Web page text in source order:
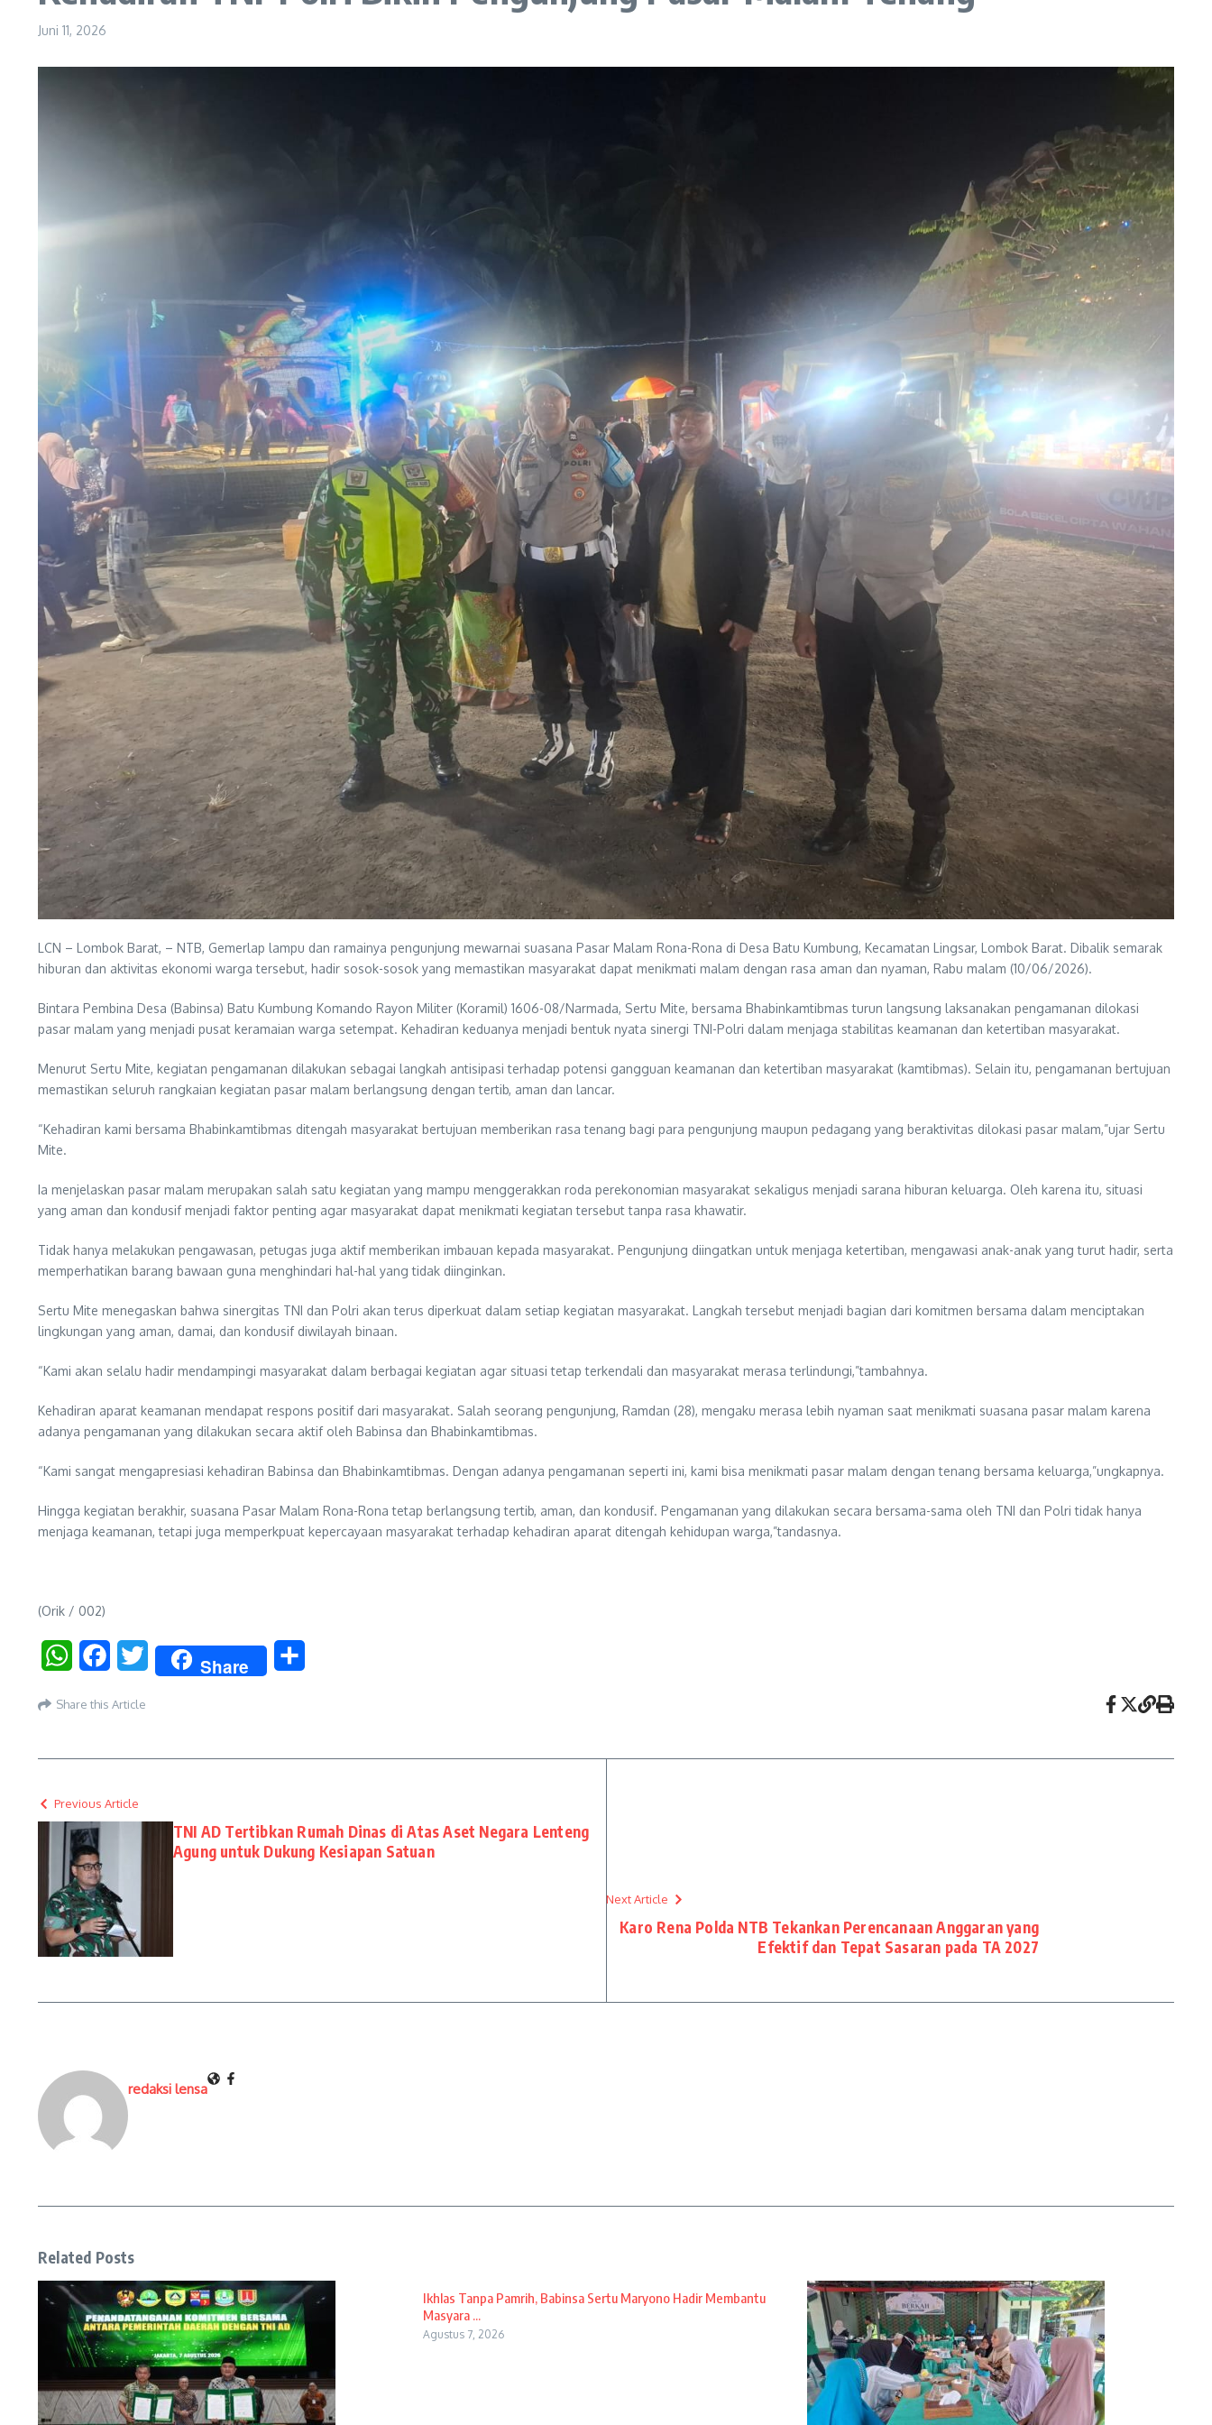
Juni 11, 2026
LCN – Lombok Barat, – NTB, Gemerlap lampu dan ramainya pengunjung mewarnai suasana Pasar Malam Rona-Rona di Desa Batu Kumbung, Kecamatan Lingsar, Lombok Barat. Dibalik semarak
hiburan dan aktivitas ekonomi warga tersebut, hadir sosok-sosok yang memastikan masyarakat dapat menikmati malam dengan rasa aman dan nyaman, Rabu malam (10/06/2026).
Bintara Pembina Desa (Babinsa) Batu Kumbung Komando Rayon Militer (Koramil) 1606-08/Narmada, Sertu Mite, bersama Bhabinkamtibmas turun langsung laksanakan pengamanan dilokasi
pasar malam yang menjadi pusat keramaian warga setempat. Kehadiran keduanya menjadi bentuk nyata sinergi TNI-Polri dalam menjaga stabilitas keamanan dan ketertiban masyarakat.
Menurut Sertu Mite, kegiatan pengamanan dilakukan sebagai langkah antisipasi terhadap potensi gangguan keamanan dan ketertiban masyarakat (kamtibmas). Selain itu, pengamanan bertujuan
memastikan seluruh rangkaian kegiatan pasar malam berlangsung dengan tertib, aman dan lancar.
“Kehadiran kami bersama Bhabinkamtibmas ditengah masyarakat bertujuan memberikan rasa tenang bagi para pengunjung maupun pedagang yang beraktivitas dilokasi pasar malam,”ujar Sertu
Mite.
Ia menjelaskan pasar malam merupakan salah satu kegiatan yang mampu menggerakkan roda perekonomian masyarakat sekaligus menjadi sarana hiburan keluarga. Oleh karena itu, situasi
yang aman dan kondusif menjadi faktor penting agar masyarakat dapat menikmati kegiatan tersebut tanpa rasa khawatir.
Tidak hanya melakukan pengawasan, petugas juga aktif memberikan imbauan kepada masyarakat. Pengunjung diingatkan untuk menjaga ketertiban, mengawasi anak-anak yang turut hadir, serta
memperhatikan barang bawaan guna menghindari hal-hal yang tidak diinginkan.
Sertu Mite menegaskan bahwa sinergitas TNI dan Polri akan terus diperkuat dalam setiap kegiatan masyarakat. Langkah tersebut menjadi bagian dari komitmen bersama dalam menciptakan
lingkungan yang aman, damai, dan kondusif diwilayah binaan.
“Kami akan selalu hadir mendampingi masyarakat dalam berbagai kegiatan agar situasi tetap terkendali dan masyarakat merasa terlindungi,”tambahnya.
Kehadiran aparat keamanan mendapat respons positif dari masyarakat. Salah seorang pengunjung, Ramdan (28), mengaku merasa lebih nyaman saat menikmati suasana pasar malam karena
adanya pengamanan yang dilakukan secara aktif oleh Babinsa dan Bhabinkamtibmas.
“Kami sangat mengapresiasi kehadiran Babinsa dan Bhabinkamtibmas. Dengan adanya pengamanan seperti ini, kami bisa menikmati pasar malam dengan tenang bersama keluarga,”ungkapnya.
Hingga kegiatan berakhir, suasana Pasar Malam Rona-Rona tetap berlangsung tertib, aman, dan kondusif. Pengamanan yang dilakukan secara bersama-sama oleh TNI dan Polri tidak hanya
menjaga keamanan, tetapi juga memperkpuat kepercayaan masyarakat terhadap kehadiran aparat ditengah kehidupan warga,”tandasnya.
(Orik / 002)
WhatsAppFacebookTwitter Share
Share this Article
Previous Article
TNI AD Tertibkan Rumah Dinas di Atas Aset Negara Lenteng
Agung untuk Dukung Kesiapan Satuan
Next Article
Karo Rena Polda NTB Tekankan Perencanaan Anggaran yang
Efektif dan Tepat Sasaran pada TA 2027
redaksi lensa
Related Posts
Ikhlas Tanpa Pamrih, Babinsa Sertu Maryono Hadir Membantu
Masyara ...
Agustus 7, 2026